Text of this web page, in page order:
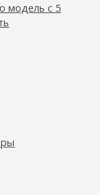
модель с 5